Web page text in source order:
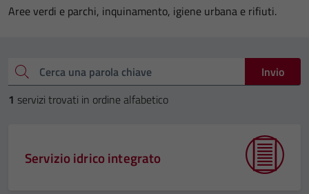
Aree verdi e parchi, inquinamento, igiene urbana e rifiuti.
Cerca una parola chiave
Invio
1 servizi trovati in ordine alfabetico
Servizio idrico integrato